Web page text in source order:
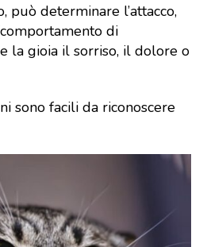
può determinare l’attacco,
di
la gioia il sorriso, il dolore o
sono facili da riconoscere